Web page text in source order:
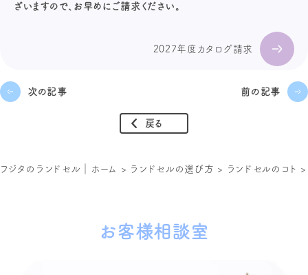
ざいますので、お早めにご請求ください。
2027年度カタログ請求
次の記事 前の記事
戻る
フジタのランドセル｜ホーム > ランドセルの選び方 > ランドセルのコト
お客様相談室